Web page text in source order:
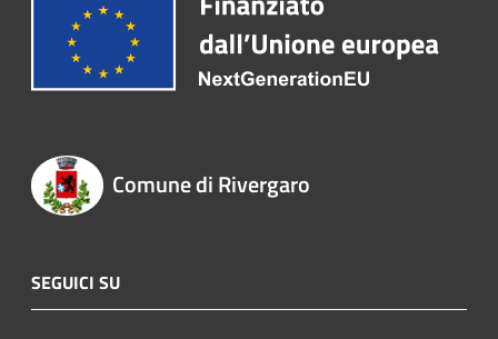
Comune di Rivergaro
SEGUICI SU